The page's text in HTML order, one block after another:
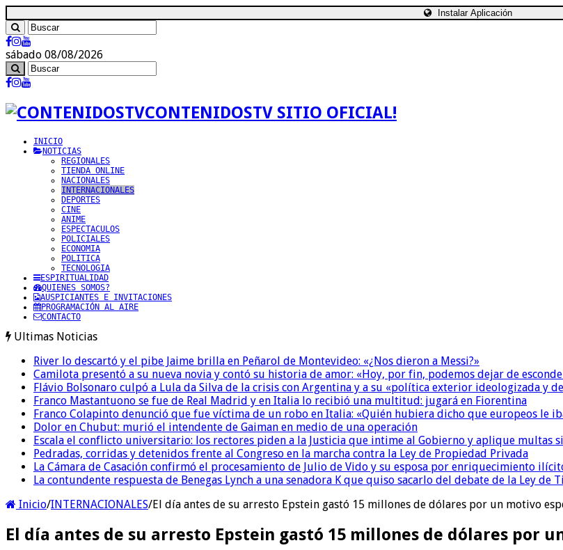
Instalar Aplicación
sábado 08/08/2026
CONTENIDOSTV SITIO OFICIAL!
INICIO
NOTICIAS
REGIONALES
TIENDA ONLINE
NACIONALES
INTERNACIONALES
DEPORTES
CINE
ANIME
ESPECTACULOS
POLICIALES
ECONOMIA
POLITICA
TECNOLOGIA
ESPIRITUALIDAD
QUIENES SOMOS?
AUSPICIANTES E INVITACIONES
PROGRAMACIÓN AL AIRE
CONTACTO
Ultimas Noticias
River lo descartó y el pibe Jaime brilla en Peñarol de Montevideo: «¿Nos dieron a Messi?»
Camilota presentó a su nueva novia y contó su historia de amor: «Hoy, por fin, podemos dejar de
Flávio Bolsonaro culpó a Lula da Silva de la crisis con Argentina y a su «política exterior ideologizada y
Franco Mastantuono se fue de Real Madrid y en Italia lo recibió una multitud: jugará en Fiorentina
Franco Colapinto denunció que fue víctima de un robo en Italia: «Quién hubiera dicho que europeos le
Dolor en Chubut: murió el intendente de Gaiman en medio de una operación
Escala el conflicto universitario: los rectores piden a la Justicia que intime al Gobierno y aplique multas
Pedradas, corridas y detenidos frente al Congreso en la marcha contra la Ley de Propiedad Privada
La Cámara de Casación confirmó el procesamiento de Julio de Vido y su esposa por enriquecimiento
La contundente respuesta de Benegas Lynch a una senadora K que quiso sacarlo del debate de la Ley
Inicio/INTERNACIONALES/El día antes de su arresto Epstein gastó 15 millones de dólares por un motivo
El día antes de su arresto Epstein gastó 15 millones de dólares por